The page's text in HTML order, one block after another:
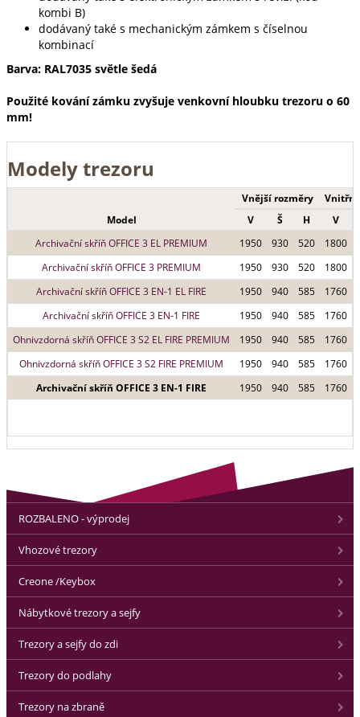
kombi B)
dodávaný také s mechanickým zámkem s číselnou
kombinací
Barva: RAL7035 světle šedá
Použité kování zámku zvyšuje venkovní hloubku trezoru o 60
mm!
Modely trezoru
Model
Vnější rozměry
Vnitřní
V
Š H
V
Archivační skříň OFFICE 3 EL PREMIUM
1950 930 520 1800
Archivační skříň OFFICE 3 PREMIUM
1950 930 520 1800
Archivační skříň OFFICE 3 EN-1 EL FIRE
1950 940 585 1760
Archivační skříň OFFICE 3 EN-1 FIRE
1950 940 585 1760
Ohnivzdorná skříň OFFICE 3 S2 EL FIRE PREMIUM
1950 940 585 1760
Ohnivzdorná skříň OFFICE 3 S2 FIRE PREMIUM
1950 940 585 1760
Archivační skříň OFFICE 3 EN-1 FIRE
1950 940 585 1760
ROZBALENO - výprodej
Vhozové trezory
Creone /Keybox
Nábytkové trezory a sejfy
Trezory a sejfy do zdi
Trezory do podlahy
Trezory na zbraně